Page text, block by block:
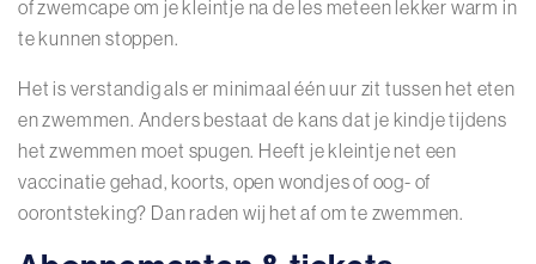
of zwemcape om je kleintje na de les meteen lekker warm in
te kunnen stoppen.
Het is verstandig als er minimaal één uur zit tussen het eten
en zwemmen. Anders bestaat de kans dat je kindje tijdens
het zwemmen moet spugen. Heeft je kleintje net een
vaccinatie gehad, koorts, open wondjes of oog- of
oorontsteking? Dan raden wij het af om te zwemmen.